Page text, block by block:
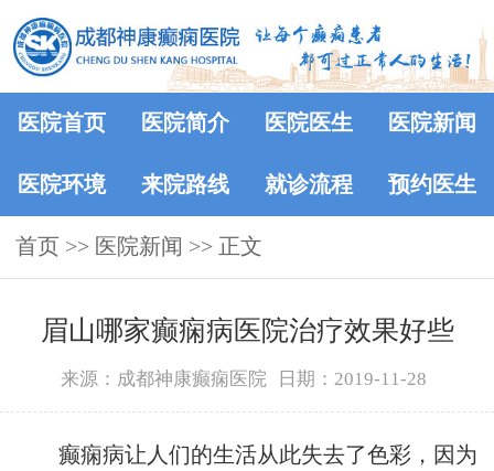
医院首页 医院简介 医院医生 医院新闻
医院环境 来院路线 就诊流程 预约医生
首页 >> 医院新闻 >> 正文
眉山哪家癫痫病医院治疗效果好些
来源：成都神康癫痫医院 日期：2019-11-28
癫痫病让人们的生活从此失去了色彩，因为